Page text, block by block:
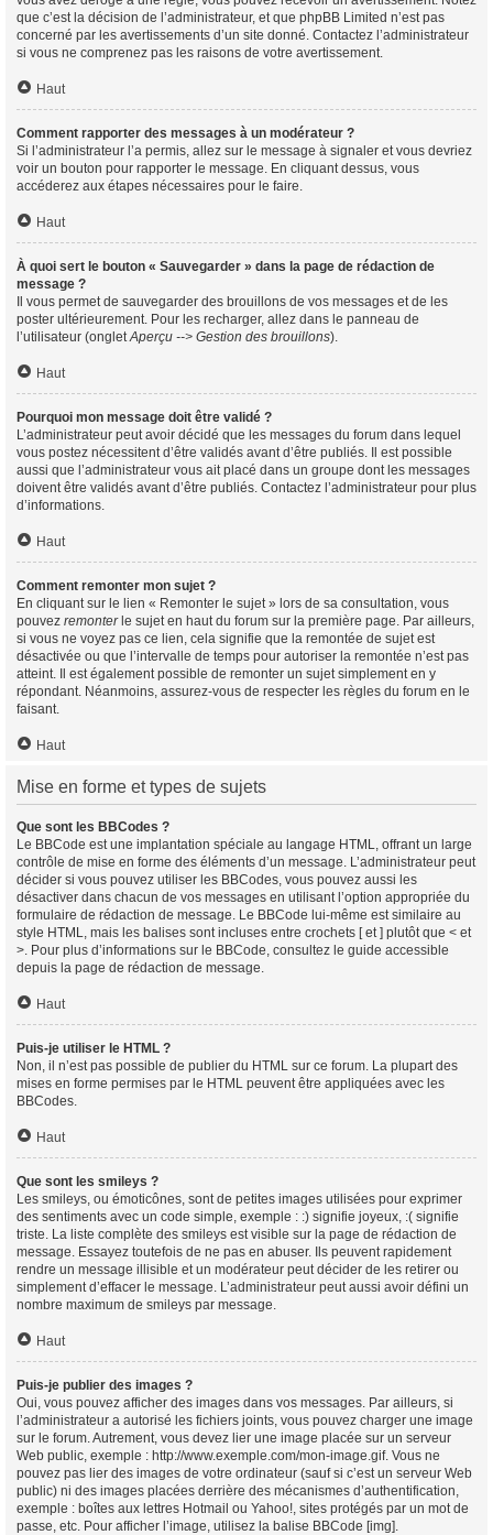
que c’est la décision de l’administrateur, et que phpBB Limited n’est pas
concerné par les avertissements d’un site donné. Contactez l’administrateur
si vous ne comprenez pas les raisons de votre avertissement.
Haut
Comment rapporter des messages à un modérateur ?
Si l’administrateur l’a permis, allez sur le message à signaler et vous devriez
voir un bouton pour rapporter le message. En cliquant dessus, vous
accéderez aux étapes nécessaires pour le faire.
Haut
À quoi sert le bouton « Sauvegarder » dans la page de rédaction de
message ?
Il vous permet de sauvegarder des brouillons de vos messages et de les
poster ultérieurement. Pour les recharger, allez dans le panneau de
l’utilisateur (ongletAperçu --> Gestion des brouillons).
Haut
Pourquoi mon message doit être validé ?
L’administrateur peut avoir décidé que les messages du forum dans lequel
vous postez nécessitent d’être validés avant d’être publiés. Il est possible
aussi que l’administrateur vous ait placé dans un groupe dont les messages
doivent être validés avant d’être publiés. Contactez l’administrateur pour plus
d’informations.
Haut
Comment remonter mon sujet ?
En cliquant sur le lien « Remonter le sujet » lors de sa consultation, vous
pouvez remonterle sujet en haut du forum sur la première page. Par ailleurs,
si vous ne voyez pas ce lien, cela signifie que la remontée de sujet est
désactivée ou que l’intervalle de temps pour autoriser la remontée n’est pas
atteint. Il est également possible de remonter un sujet simplement en y
répondant. Néanmoins, assurez-vous de respecter les règles du forum en le
faisant.
Haut
Mise en forme et types de sujets
Que sont les BBCodes ?
Le BBCode est une implantation spéciale au langage HTML, offrant un large
contrôle de mise en forme des éléments d’un message. L’administrateur peut
décider si vous pouvez utiliser les BBCodes, vous pouvez aussi les
désactiver dans chacun de vos messages en utilisant l’option appropriée du
formulaire de rédaction de message. Le BBCode lui-même est similaire au
style HTML, mais les balises sont incluses entre crochets [ et ] plutôt que < et
>. Pour plus d’informations sur le BBCode, consultez le guide accessible
depuis la page de rédaction de message.
Haut
Puis-je utiliser le HTML ?
Non, il n’est pas possible de publier du HTML sur ce forum. La plupart des
mises en forme permises par le HTML peuvent être appliquées avec les
BBCodes.
Haut
Que sont les smileys ?
Les smileys, ou émoticônes, sont de petites images utilisées pour exprimer
des sentiments avec un code simple, exemple : :) signifie joyeux, :( signifie
triste. La liste complète des smileys est visible sur la page de rédaction de
message. Essayez toutefois de ne pas en abuser. Ils peuvent rapidement
rendre un message illisible et un modérateur peut décider de les retirer ou
simplement d’effacer le message. L’administrateur peut aussi avoir défini un
nombre maximum de smileys par message.
Haut
Puis-je publier des images ?
Oui, vous pouvez afficher des images dans vos messages. Par ailleurs, si
l’administrateur a autorisé les fichiers joints, vous pouvez charger une image
sur le forum. Autrement, vous devez lier une image placée sur un serveur
Web public, exemple : http://www.exemple.com/mon-image.gif. Vous ne
pouvez pas lier des images de votre ordinateur (sauf si c’est un serveur Web
public) ni des images placées derrière des mécanismes d’authentification,
exemple : boîtes aux lettres Hotmail ou Yahoo!, sites protégés par un mot de
passe, etc. Pour afficher l’image, utilisez la balise BBCode [img].